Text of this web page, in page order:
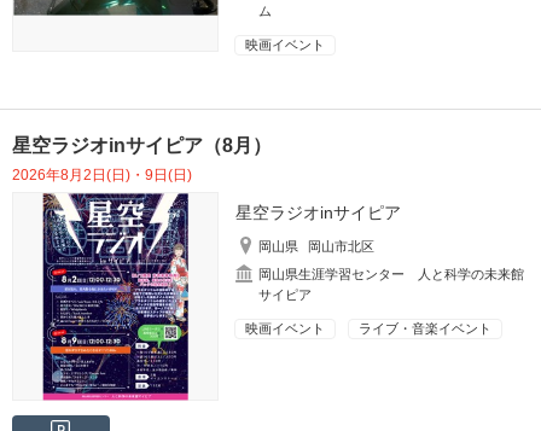
ム
映画イベント
星空ラジオinサイピア（8月）
2026年8月2日(日)・9日(日)
星空ラジオinサイピア
岡山県
岡山市北区
岡山県生涯学習センター 人と科学の未来館
サイピア
映画イベント ライブ・音楽イベント